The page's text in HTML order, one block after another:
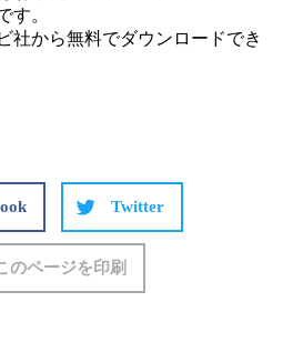
す。
社から無料でダウンロードでき
Twitter
のページを印刷